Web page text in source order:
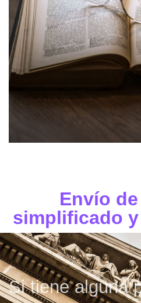
Envío
simplificado
Si tiene alguna